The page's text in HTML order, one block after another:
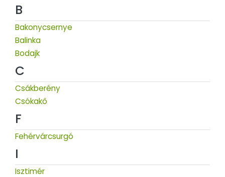
B
Bakonycsernye
Balinka
Bodajk
C
Csákberény
Csókakő
F
Fehérvárcsurgó
I
Isztimér